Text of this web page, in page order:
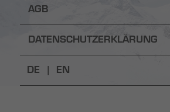
AGB
DATENSCHUTZERKLÄRUNG
DE | EN